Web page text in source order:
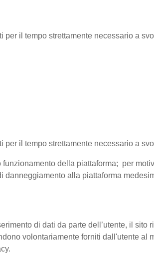
il tempo strettamente necessario a
il tempo strettamente necessario a
della piattaforma; per
alla piattaforma
di dati da parte dell’utente, il sito
volontariamente forniti dall'utente al